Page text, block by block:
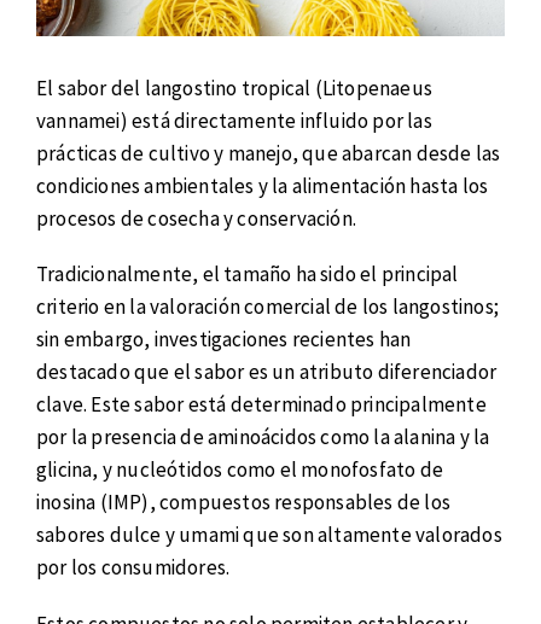
El sabor del langostino tropical (Litopenaeus
vannamei) está directamente influido por las
prácticas de cultivo y manejo, que abarcan desde las
condiciones ambientales y la alimentación hasta los
procesos de cosecha y conservación.
Tradicionalmente, el tamaño ha sido el principal
criterio en la valoración comercial de los langostinos;
sin embargo, investigaciones recientes han
destacado que el sabor es un atributo diferenciador
clave. Este sabor está determinado principalmente
por la presencia de aminoácidos como la alanina y la
glicina, y nucleótidos como el monofosfato de
inosina (IMP), compuestos responsables de los
sabores dulce y umami que son altamente valorados
por los consumidores.